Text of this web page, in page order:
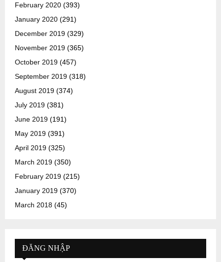
February 2020 (393)
January 2020 (291)
December 2019 (329)
November 2019 (365)
October 2019 (457)
September 2019 (318)
August 2019 (374)
July 2019 (381)
June 2019 (191)
May 2019 (391)
April 2019 (325)
March 2019 (350)
February 2019 (215)
January 2019 (370)
March 2018 (45)
ĐĂNG NHẬP